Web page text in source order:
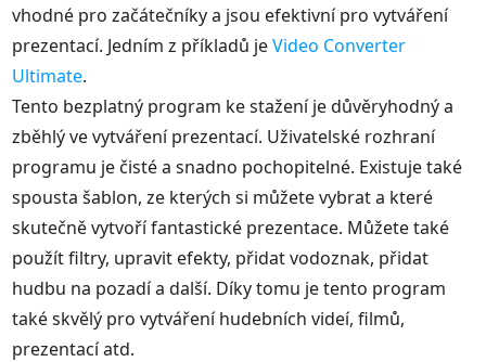
vhodné pro začátečníky a jsou efektivní pro vytváření
prezentací. Jedním z příkladů jeVideo Converter
Ultimate.
Tento bezplatný program ke stažení je důvěryhodný a
zběhlý ve vytváření prezentací. Uživatelské rozhraní
programu je čisté a snadno pochopitelné. Existuje také
spousta šablon, ze kterých si můžete vybrat a které
skutečně vytvoří fantastické prezentace. Můžete také
použít filtry, upravit efekty, přidat vodoznak, přidat
hudbu na pozadí a další. Díky tomu je tento program
také skvělý pro vytváření hudebních videí, filmů,
prezentací atd.